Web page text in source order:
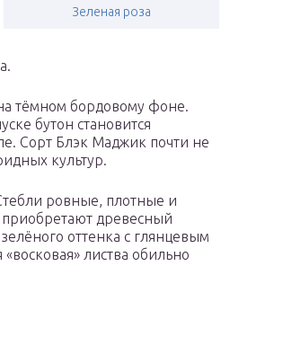
Зеленая роза
тёмном бордовому фоне.
бутон становится
Сорт Блэк Маджик почти не
культур.
ровные, плотные и
древесный
оттенка с глянцевым
листва обильно